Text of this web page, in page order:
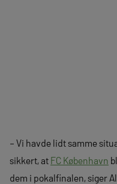
– Vi havde lidt samme
sikkert, at FC København
dem i pokalfinalen, siger